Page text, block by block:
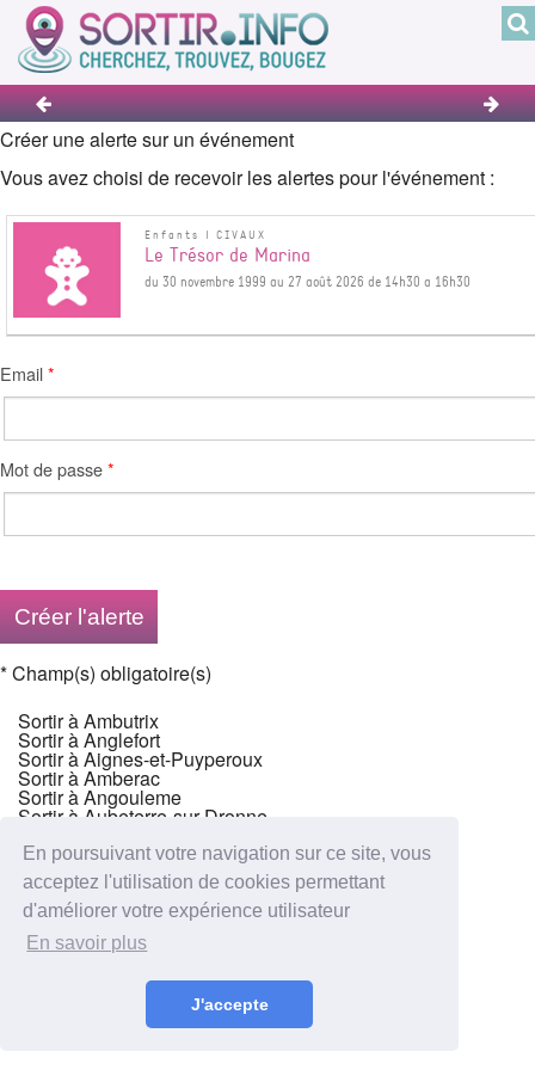
En poursuivant votre navigation sur ce site, vous
acceptez l'utilisation de cookies permettant
d'améliorer votre expérience utilisateur
En savoir plus
J'accepte
Créer une alerte sur un événement
Vous avez choisi de recevoir les alertes pour l'événement :
Enfants | CIVAUX
Le Trésor de Marina
du 30 novembre 1999 au 27 août 2026 de 14h30 a 16h30
Email
Mot de passe
Sortir à Ambutrix
Sortir à Anglefort
Sortir à Aignes-et-Puyperoux
Sortir à Amberac
Sortir à Angouleme
Sortir à Aubeterre-sur-Dronne